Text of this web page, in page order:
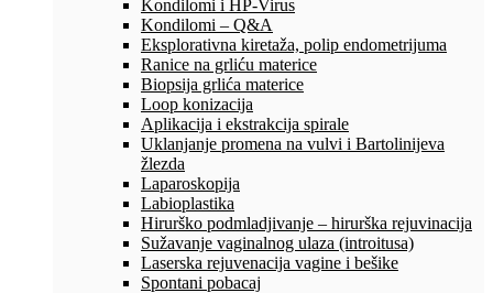
Kondilomi i HP-Virus
Kondilomi – Q&A
Eksplorativna kiretaža, polip endometrijuma
Ranice na grliću materice
Biopsija grlića materice
Loop konizacija
Aplikacija i ekstrakcija spirale
Uklanjanje promena na vulvi i Bartolinijeva
žlezda
Laparoskopija
Labioplastika
Hirurško podmladjivanje – hirurška rejuvinacija
Sužavanje vaginalnog ulaza (introitusa)
Laserska rejuvenacija vagine i bešike
Spontani pobacaj